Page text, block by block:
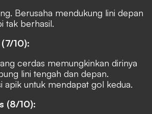
Berusaha mendukung lini depan
tak berhasil.
10):
cerdas memungkinkan dirinya
lini tengah dan depan.
apik untuk mendapat gol kedua.
(8/10):